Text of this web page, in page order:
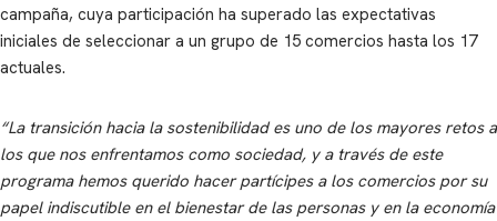
campaña, cuya participación ha superado las expectativas
iniciales de seleccionar a un grupo de 15 comercios hasta los 17
actuales.
“La transición hacia la sostenibilidad es uno de los mayores retos a
los que nos enfrentamos como sociedad, y a través de este
programa hemos querido hacer partícipes a los comercios por su
papel indiscutible en el bienestar de las personas y en la economía